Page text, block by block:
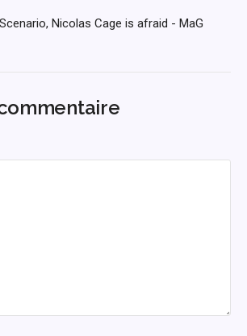
Nicolas Cage is afraid - MaG